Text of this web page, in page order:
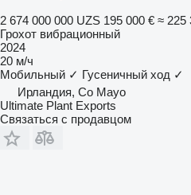
2 674 000 000 UZS 195 000 € ≈ 225
Грохот вибрационный
2024
20 м/ч
Мобильный ✓ Гусеничный ход ✓
Ирландия, Co Mayo
Ultimate Plant Exports
Связаться с продавцом